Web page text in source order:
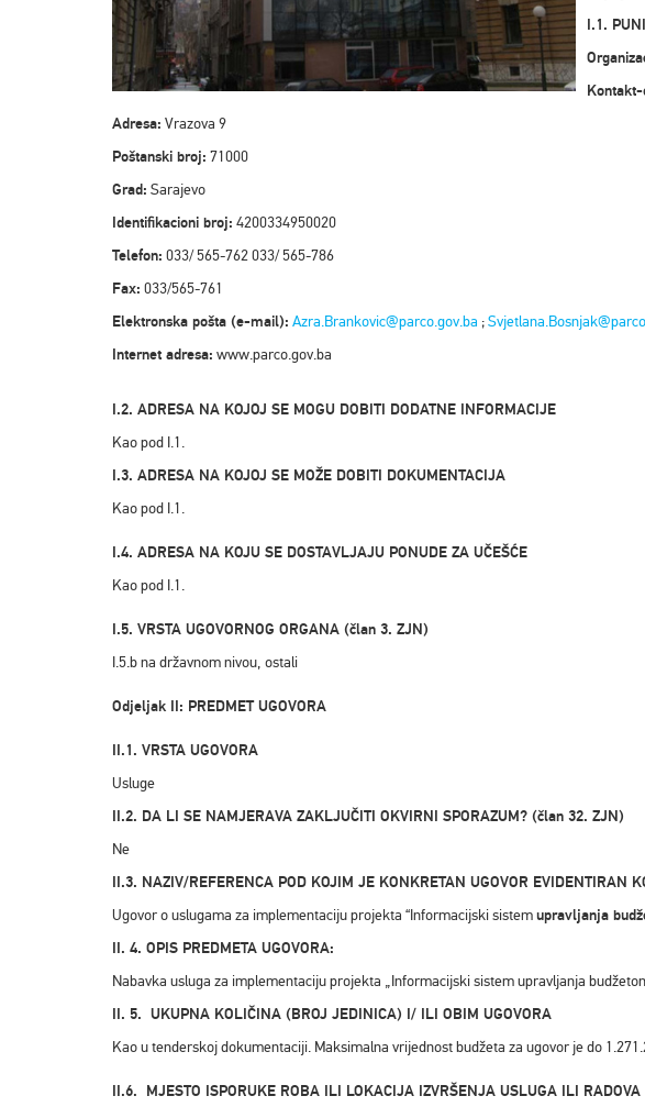
I.1.
Kontakt-
Adresa: Vrazova 9
Poštanski broj: 71000
Grad: Sarajevo
Identifikacioni broj: 4200334950020
Telefon: 033/ 565-762 033/ 565-786
Fax: 033/565-761
Elektronska pošta (e-mail): Azra.Brankovic@parco.gov.ba ;
Internet adresa: www.parco.gov.ba
I.2. ADRESA NA KOJOJ SE MOGU DOBITI DODATNE INFORMACIJE
Kao pod I.1.
I.3. ADRESA NA KOJOJ SE MOŽE DOBITI DOKUMENTACIJA
Kao pod I.1.
I.4. ADRESA NA KOJU SE DOSTAVLJAJU PONUDE ZA UČEŠĆE
Kao pod I.1.
I.5. VRSTA UGOVORNOG ORGANA (član 3. ZJN)
I.5.b na državnom nivou, ostali
Odjeljak II: PREDMET UGOVORA
II.1. VRSTA UGOVORA
Usluge
II.2. DA LI SE NAMJERAVA ZAKLJUČITI OKVIRNI SPORAZUM? (član 32. ZJN)
Ne
II.3. NAZIV/REFERENCA POD KOJIM JE KONKRETAN UGOVOR EVIDENTIRAN
Ugovor o uslugama za implementaciju projekta “Informacijski sistemupravljanja
II. 4. OPIS PREDMETA UGOVORA:
Nabavka usluga za implementaciju projekta „Informacijski sistem upravljanja
II. 5. UKUPNA KOLIČINA (BROJ JEDINICA) I/ ILI OBIM UGOVORA
Kao u tenderskoj dokumentaciji. Maksimalna vrijednost budžeta za ugovor je do
II.6. MJESTO ISPORUKE ROBA ILI LOKACIJA IZVRŠENJA USLUGA ILI RADOVA